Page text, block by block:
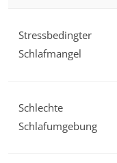
Stressbedingter
Schlafmangel
Schlechte
Schlafumgebung